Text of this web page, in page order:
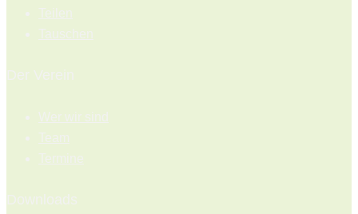
Teilen
Tauschen
Der Verein
Wer wir sind
Team
Termine
Downloads